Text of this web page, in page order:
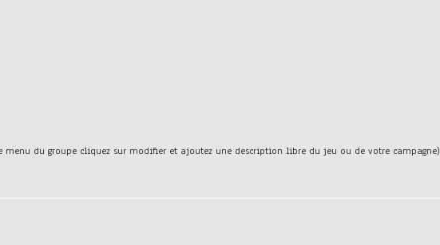
menu du groupe cliquez sur modifier et ajoutez une description libre du jeu ou de votre campagne)